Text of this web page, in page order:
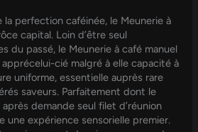
perfection caféinée, le Meunerie à
capital. Loin d’être seul
du passé, le Meunerie à café manuel
cié malgré à elle capacité à
uniforme, essentielle auprès rare
saveurs. Parfaitement dont le
demande seul filet d’réunion
une expérience sensorielle premier.